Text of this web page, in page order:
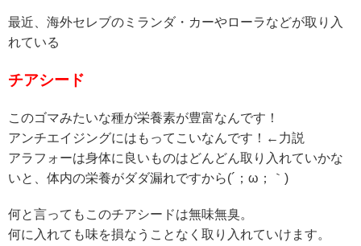
最近、海外セレブのミランダ・カーやローラなどが取り入
れている
チアシード
このゴマみたいな種が栄養素が豊富なんです！
アンチエイジングにはもってこいなんです！←力説
アラフォーは身体に良いものはどんどん取り入れていかな
いと、体内の栄養がダダ漏れですから(´；ω；｀)
何と言ってもこのチアシードは無味無臭。
何に入れても味を損なうことなく取り入れていけます。